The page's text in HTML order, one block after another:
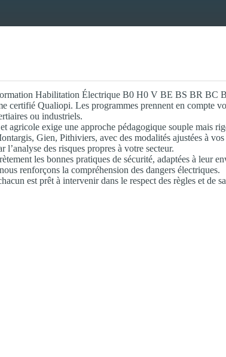
Habilitation Électrique B0 H0 V BE BS BR BC
certifié Qualiopi. Les programmes prennent en compte
ou industriels.
agricole exige une approche pédagogique souple mais
Gien, Pithiviers, avec des modalités ajustées à vos
des risques propres à votre secteur.
les bonnes pratiques de sécurité, adaptées à leur
renforçons la compréhension des dangers électriques.
est prêt à intervenir dans le respect des règles et de